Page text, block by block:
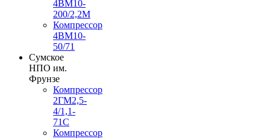
4ВМ10-
200/2,2М
Компрессор
4ВМ10-
50/71
Сумское
НПО им.
Фрунзе
Компрессор
2ГМ2,5-
4/1,1-
71С
Компрессор